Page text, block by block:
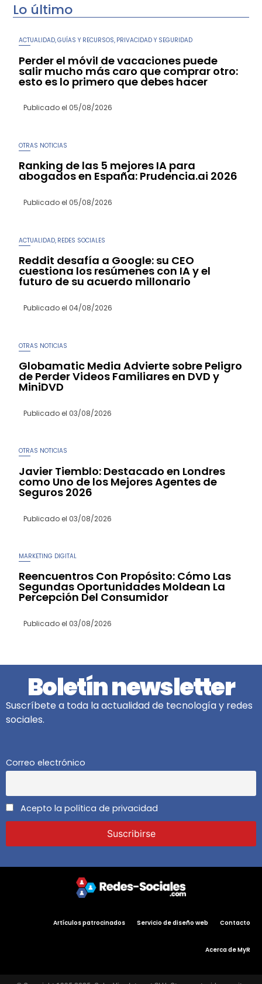
Lo último
ACTUALIDAD ,GUÍAS Y RECURSOS PRIVACIDAD Y SEGURIDAD
Perder el móvil de vacaciones puede
salir mucho más caro que comprar otro:
esto es lo primero que debes hacer
Publicado el 05/08/2026
OTRAS NOTICIAS
Ranking de las 5 mejores IA para
abogados en España: Prudencia.ai 2026
Publicado el 05/08/2026
ACTUALIDAD REDES SOCIALES
Reddit desafía a Google: su CEO
cuestiona los resúmenes con IA y el
futuro de su acuerdo millonario
Publicado el 04/08/2026
OTRAS NOTICIAS
Globamatic Media Advierte sobre Peligro
de Perder Videos Familiares en DVD y
MiniDVD
Publicado el 03/08/2026
OTRAS NOTICIAS
Javier Tiemblo: Destacado en Londres
como Uno de los Mejores Agentes de
Seguros 2026
Publicado el 03/08/2026
MARKETING DIGITAL
Reencuentros Con Propósito: Cómo Las
Segundas Oportunidades Moldean La
Percepción Del Consumidor
Publicado el 03/08/2026
Boletín newsletter
Suscríbete a toda la actualidad de tecnología y redes
sociales.
Correo electrónico
Acepto la política de privacidad
Artículos patrocinados Servicio de diseño web Contacto
Acerca de MyR